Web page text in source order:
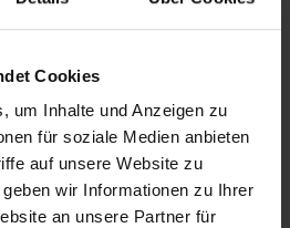
Cookies
um Inhalte und Anzeigen zu
für soziale Medien anbieten
auf unsere Website zu
wir Informationen zu Ihrer
an unsere Partner für